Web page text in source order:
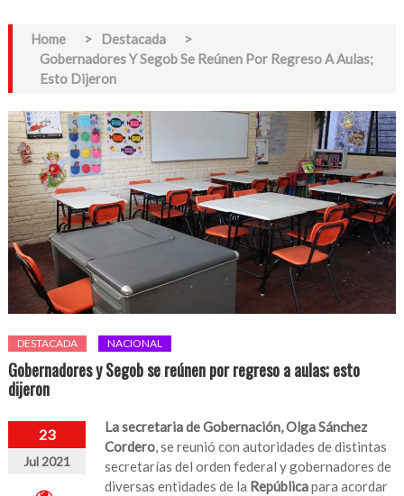
Home > Destacada
>
Gobernadores Y Segob Se Reúnen Por Regreso A Aulas;
Esto Dijeron
DESTACADA NACIONAL
Gobernadores y Segob se reúnen por regreso a aulas; esto
dijeron
23
Jul 2021
La secretaria de Gobernación, Olga Sánchez
Cordero, se reunió con autoridades de distintas
secretarías del orden federal y gobernadores de
diversas entidades de la Repúblicapara acordar